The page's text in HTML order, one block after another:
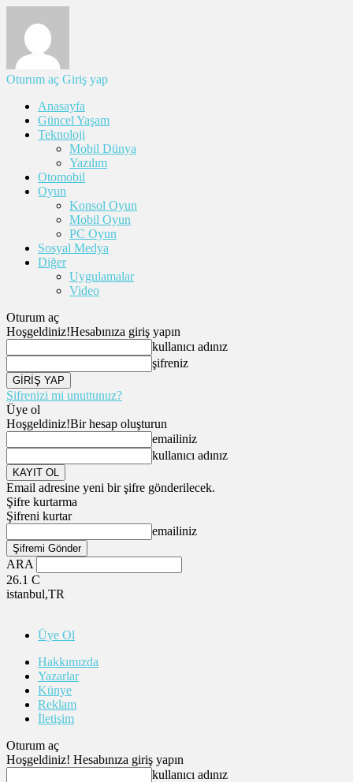
Oturum aç Giriş yap
Anasayfa
Güncel Yaşam
Teknoloji
Mobil Dünya
Yazılım
Otomobil
Oyun
Konsol Oyun
Mobil Oyun
PC Oyun
Sosyal Medya
Diğer
Uygulamalar
Video
Oturum aç
Hoşgeldiniz!Hesabınıza giriş yapın
kullanıcı adınız
şifreniz
Şifrenizi mi unuttunuz?
Üye ol
Hoşgeldiniz!Bir hesap oluşturun
emailiniz
kullanıcı adınız
Email adresine yeni bir şifre gönderilecek.
Şifre kurtarma
Şifreni kurtar
emailiniz
ARA
26.1 C
istanbul,TR
Üye Ol
Hakkımızda
Yazarlar
Künye
Reklam
İletişim
Oturum aç
Hoşgeldiniz! Hesabınıza giriş yapın
kullanıcı adınız